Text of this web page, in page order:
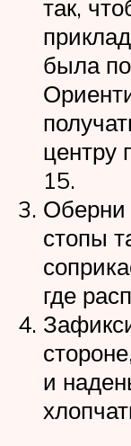
так,
была
центру
15.
Оберни
стопы
где
и